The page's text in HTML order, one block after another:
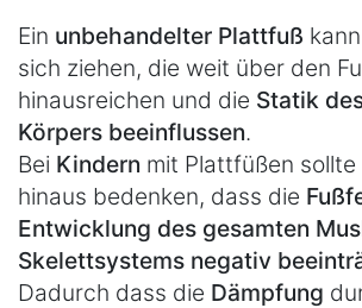
Ein unbehandelter Plattfuß
sich ziehen, die weit über den
hinausreichen und die Statik
Körpers beeinflussen.
Bei Kindern mit Plattfüßen
hinaus bedenken, dass die
Entwicklung des gesamten
Skelettsystems negativ
Dadurch dass die Dämpfung